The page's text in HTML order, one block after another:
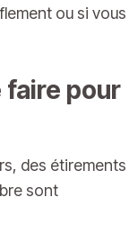
ou si vous
faire pour
des étirements
sont